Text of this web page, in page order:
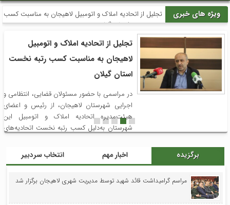
ویژه های خبری
تجلیل از اتحادیه املاک و اتومبیل لاهیجان به مناسبت کسب
رتبه نخست استان گیلان
تجلیل از اتحادیه املاک و اتومبیل
لاهیجان به مناسبت کسب رتبه نخست
استان گیلان
در مراسمی با حضور مسئولان قضایی، انتظامی و
اجرایی شهرستان لاهیجان، از رئیس و اعضای
هیئت‌مدیره اتحادیه املاک و اتومبیل این
شهرستان به‌دلیل کسب رتبه نخست اتحادیه‌های
بزرگ تجلیل از رئیس و اعضای هیئت‌مدیره
اتحادیه املاک و اتومبیل شهرستان لاهیجان با
دادستان، فرمانده […]
برگزیده اخبار مهم انتخاب سردبیر
مراسم گرامیداشت قائد شهید توسط مدیریت شهری لاهیجان برگزار شد